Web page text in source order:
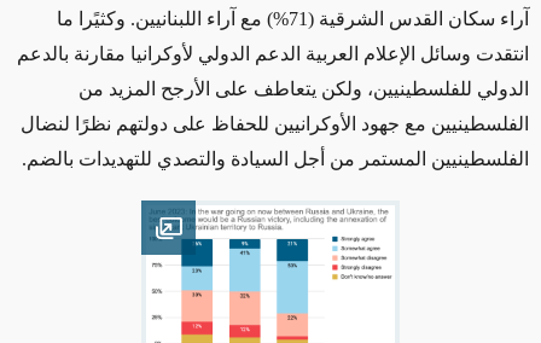
آراء سكان القدس الشرقية (71%) مع آراء اللبنانيين. وكثيًرا ما
انتقدت وسائل الإعلام العربية الدعم الدولي لأوكرانيا مقارنة بالدعم
الدولي للفلسطينيين، ولكن يتعاطف على الأرجح المزيد من
الفلسطينيين مع جهود الأوكرانيين للحفاظ على دولتهم نظرًا لنضال
الفلسطينيين المستمر من أجل السيادة والتصدي للتهديدات بالضم.
Open image